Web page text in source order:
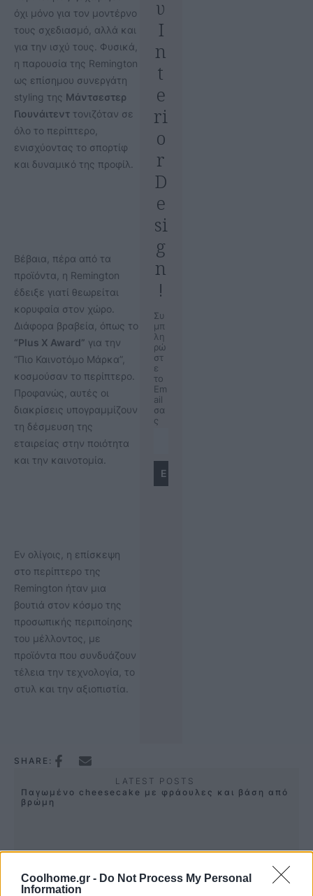
Coolhome.gr - Do Not Process My Personal
Information
SHARE:
LATEST POSTS
Παγωμένο cheesecake με φράουλες και βάση από
βρώμη
Λαβράκι στο φούρνο με πατάτες, ντοματίνια &
μυρωδικά
όχι μόνο για τον μοντέρνο
τους σχεδιασμό, αλλά και
για την ισχύ τους. Φυσικά,
η παρουσία της Remington
ως επίσημου συνεργάτη
styling της Μάντσεστερ
Γιουνάιτεντ τονιζόταν σε
όλο το περίπτερο,
ενισχύοντας το σπορτίφ
και δυναμικό της προφίλ.
Βέβαια, πέρα από τα
προϊόντα, η Remington
έδειξε γιατί θεωρείται
κορυφαία στον χώρο.
Διάφορα βραβεία, όπως το
“Plus X Award” για την
“Πιο Καινοτόμο Μάρκα”,
κοσμούσαν το περίπτερο.
Προφανώς, αυτές οι
διακρίσεις υπογραμμίζουν
τη δέσμευση της
εταιρείας στην ποιότητα
και την καινοτομία.
Εν ολίγοις, η επίσκεψη
στο περίπτερο της
Remington ήταν μια
βουτιά στον κόσμο της
προσωπικής περιποίησης
του μέλλοντος, με
προϊόντα που συνδυάζουν
τέλεια την τεχνολογία, το
στυλ και την αξιοπιστία.
υ
I
n
t
e
ri
o
r
D
e
si
g
n
!
Συ
μπ
λη
ρώ
στ
ε
το
Em
ail
σα
ς